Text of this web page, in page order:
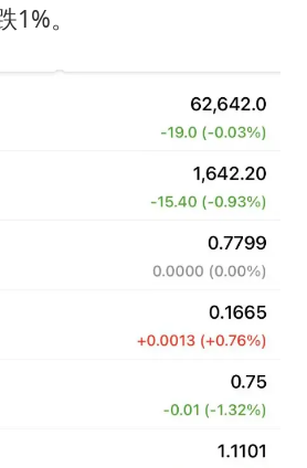
韩军前线部队连曝丑闻
上海大部迎大暴雨
武契奇会见泽连斯基有何意图
笔试第一被劝弃考涉事副校长被撤职
奋力开创中国式现代化建设新局面
。